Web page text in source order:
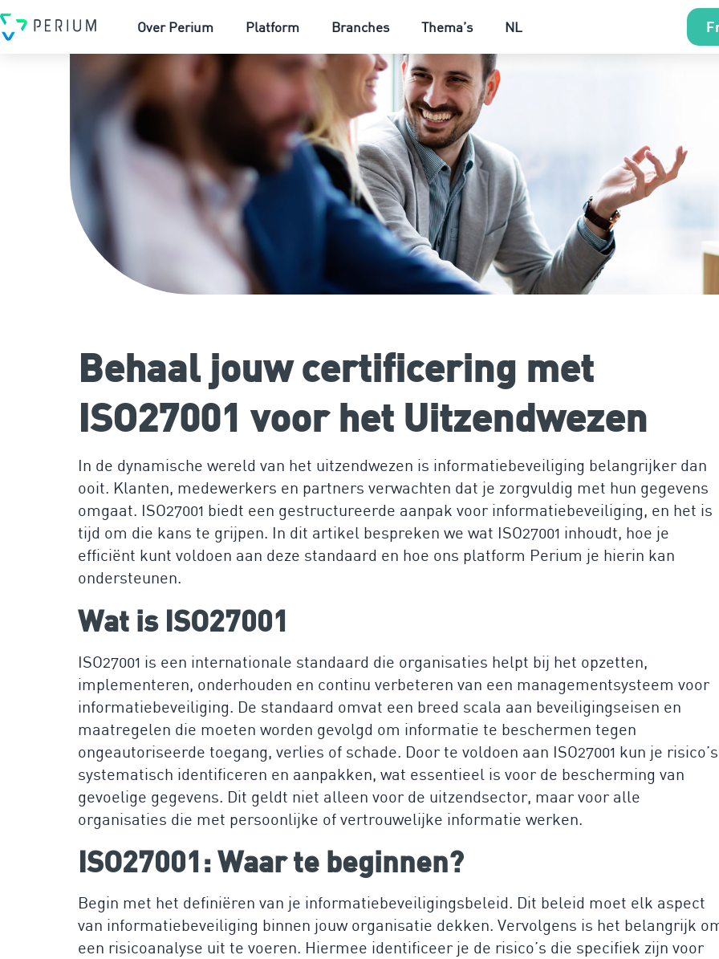
Over Perium Platform Branches Thema’s NL
Behaal jouw certificering met
ISO27001 voor het Uitzendwezen
In de dynamische wereld van het uitzendwezen is informatiebeveiliging belangrijker dan
ooit. Klanten, medewerkers en partners verwachten dat je zorgvuldig met hun gegevens
omgaat. ISO27001 biedt een gestructureerde aanpak voor informatiebeveiliging, en het is
tijd om die kans te grijpen. In dit artikel bespreken we wat ISO27001 inhoudt, hoe je
efficiënt kunt voldoen aan deze standaard en hoe ons platform Perium je hierin kan
ondersteunen.
Wat is ISO27001
ISO27001 is een internationale standaard die organisaties helpt bij het opzetten,
implementeren, onderhouden en continu verbeteren van een managementsysteem voor
informatiebeveiliging. De standaard omvat een breed scala aan beveiligingseisen en
maatregelen die moeten worden gevolgd om informatie te beschermen tegen
ongeautoriseerde toegang, verlies of schade. Door te voldoen aan ISO27001 kun je risico’s
systematisch identificeren en aanpakken, wat essentieel is voor de bescherming van
gevoelige gegevens. Dit geldt niet alleen voor de uitzendsector, maar voor alle
organisaties die met persoonlijke of vertrouwelijke informatie werken.
ISO27001: Waar te beginnen?
Begin met het definiëren van je informatiebeveiligingsbeleid. Dit beleid moet elk aspect
van informatiebeveiliging binnen jouw organisatie dekken. Vervolgens is het belangrijk
een risicoanalyse uit te voeren. Hiermee identificeer je de risico’s die specifiek zijn voor